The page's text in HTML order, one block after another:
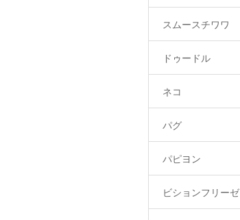
スムースチワワ
ドゥードル
ネコ
パグ
パピヨン
ビションフリーゼ